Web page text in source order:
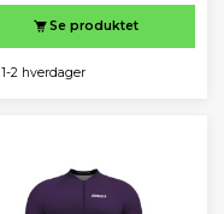
Se produktet
1-2 hverdager